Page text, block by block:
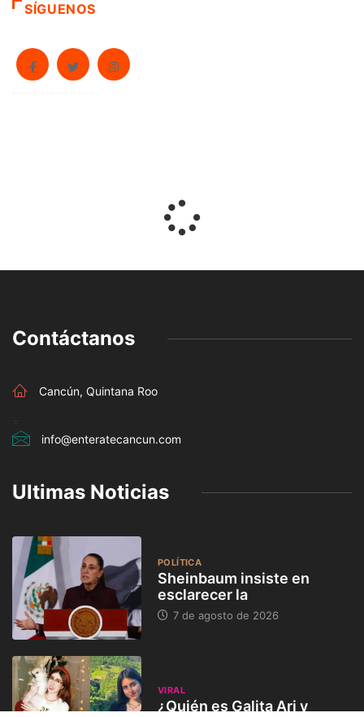
SÍGUENOS
Contáctanos
Cancún, Quintana Roo
info@enteratecancun.com
Ultimas Noticias
POLÍTICA
Sheinbaum insiste en
esclarecer la
7 de agosto de 2026
VIRAL
¿Quién es Galita Ari y